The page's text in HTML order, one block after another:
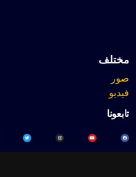
مختلف
صور
فيديو
تابعونا